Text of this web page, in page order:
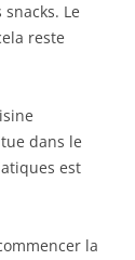
Le
reste
dans le
est
la